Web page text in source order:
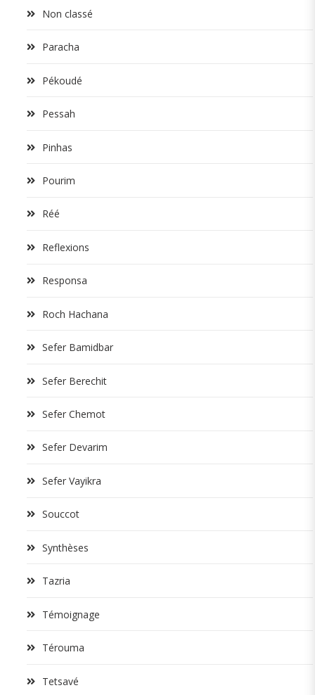
Non classé
Paracha
Pékoudé
Pessah
Pinhas
Pourim
Réé
Reflexions
Responsa
Roch Hachana
Sefer Bamidbar
Sefer Berechit
Sefer Chemot
Sefer Devarim
Sefer Vayikra
Souccot
Synthèses
Tazria
Témoignage
Térouma
Tetsavé